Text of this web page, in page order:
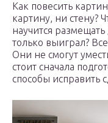
Как повесить
картину, ни стену?
научится
только выиграл?
Они не смогут
стоит сначала
способы исправить